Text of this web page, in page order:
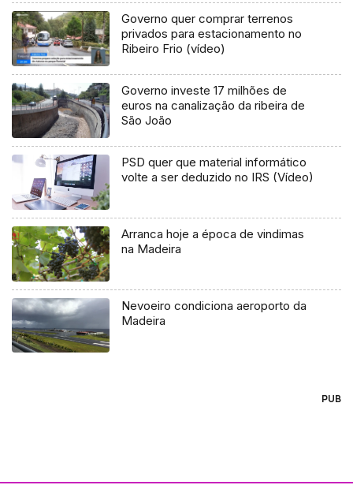
Governo quer comprar terrenos
privados para estacionamento no
Ribeiro Frio (vídeo)
Governo investe 17 milhões de
euros na canalização da ribeira de
São João
PSD quer que material informático
volte a ser deduzido no IRS (Vídeo)
Arranca hoje a época de vindimas
na Madeira
Nevoeiro condiciona aeroporto da
Madeira
PUB